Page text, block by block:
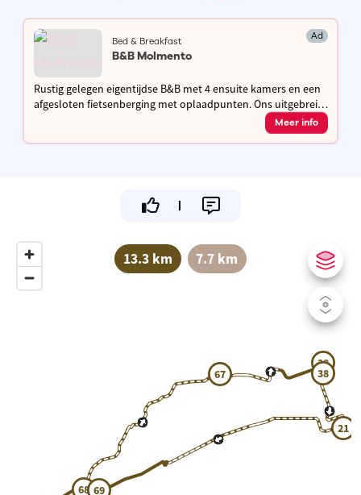
Bed & Breakfast Ad
B&B Molmento
Rustig gelegen eigentijdse B&B met 4 ensuite kamers en een
afgesloten fietsenberging met oplaadpunten. Ons uitgebreid
huisgemaakt ontbijt met streekproducten garandeert een
Meer info
13.3 km 7.7 km
68
67
38
38
21
69